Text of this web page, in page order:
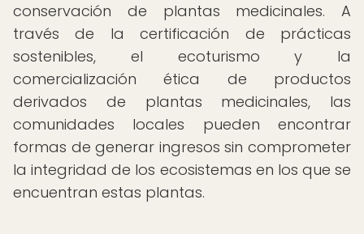
conservación de plantas medicinales. A
través de la certificación de prácticas
sostenibles, el ecoturismo y la
comercialización ética de productos
derivados de plantas medicinales, las
comunidades locales pueden encontrar
formas de generar ingresos sin comprometer
la integridad de los ecosistemas en los que se
encuentran estas plantas.